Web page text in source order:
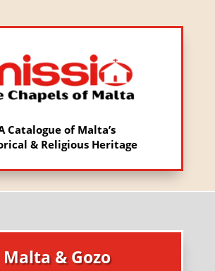
Catalogue of Malta’s
& Religious Heritage
Malta & Gozo